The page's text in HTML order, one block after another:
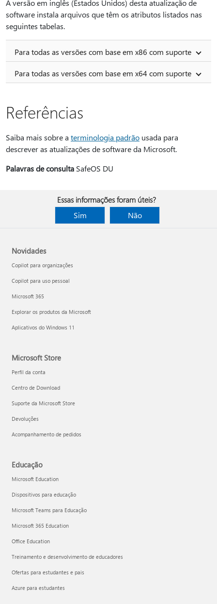
A versão em inglês (Estados Unidos) desta atualização de
software instala arquivos que têm os atributos listados nas
seguintes tabelas.
Para todas as versões com base em x86 com suporte
Para todas as versões com base em x64 com suporte
Referências
Saiba mais sobre a terminologia padrão usada para
descrever as atualizações de software da Microsoft.
Palavras de consulta SafeOS DU
Essas informações foram úteis?
Sim
Não
Novidades
Copilot para organizações
Copilot para uso pessoal
Microsoft 365
Explorar os produtos da Microsoft
Aplicativos do Windows 11
Microsoft Store
Perfil da conta
Centro de Download
Suporte da Microsoft Store
Devoluções
Acompanhamento de pedidos
Educação
Microsoft Education
Dispositivos para educação
Microsoft Teams para Educação
Microsoft 365 Education
Office Education
Treinamento e desenvolvimento de educadores
Ofertas para estudantes e pais
Azure para estudantes